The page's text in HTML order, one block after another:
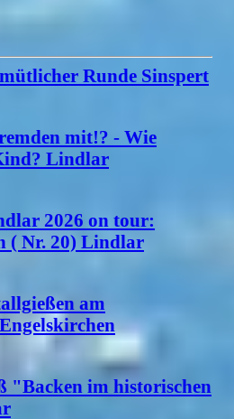
Runde Sinspert
mit!? - Wie
Lindlar
2026 on tour:
( Nr. 20) Lindlar
am
"Backen im historischen